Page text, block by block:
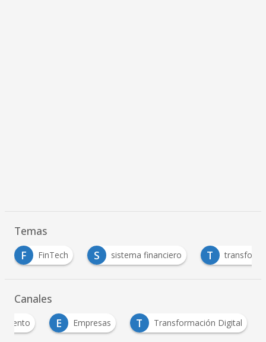
Temas
S sistema financiero T transformación digital
Canales
E Empresas T Transformación Digital